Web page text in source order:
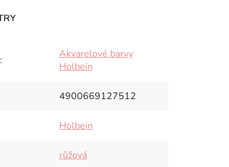
:
Akvarelové barvy
Holbein
4900669127512
Holbein
růžová